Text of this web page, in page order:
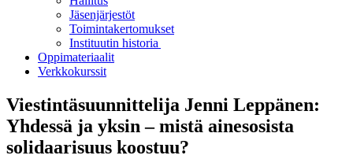
Jäsenjärjestöt
Toimintakertomukset
Instituutin historia
Oppimateriaalit
Verkkokurssit
Viestintäsuunnittelija Jenni Leppänen:
Yhdessä ja yksin – mistä ainesosista
solidaarisuus koostuu?